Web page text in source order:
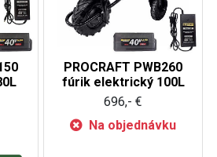
PROCRAFT PWB260
fúrik elektrický 100L
696,- €
Na objednávku